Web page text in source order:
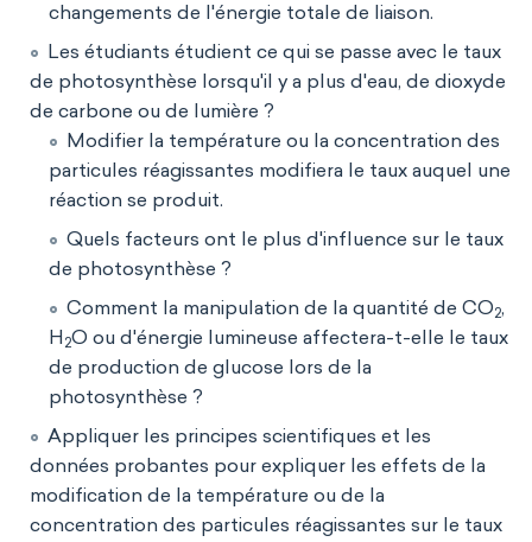
changements de l'énergie totale de liaison.
Les étudiants étudient ce qui se passe avec le taux
de photosynthèse lorsqu'il y a plus d'eau, de dioxyde
de carbone ou de lumière ?
Modifier la température ou la concentration des
particules réagissantes modifiera le taux auquel une
réaction se produit.
Quels facteurs ont le plus d'influence sur le taux
de photosynthèse ?
Comment la manipulation de la quantité de CO2,
H 2O ou d'énergie lumineuse affectera-t-elle le taux
de production de glucose lors de la
photosynthèse ?
Appliquer les principes scientifiques et les
données probantes pour expliquer les effets de la
modification de la température ou de la
concentration des particules réagissantes sur le taux